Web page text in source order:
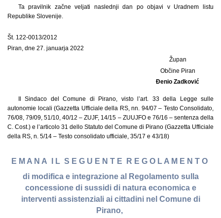
Ta pravilnik začne veljati naslednji dan po objavi v Uradnem listu
Republike Slovenije.
Št. 122-0013/2012
Piran, dne 27. januarja 2022
Župan
Občine Piran
Đenio Zadković
Il Sindaco del Comune di Pirano, visto l’art. 33 della Legge sulle
autonomie locali (Gazzetta Ufficiale della RS, nn. 94/07 – Testo Consolidato,
76/08, 79/09, 51/10, 40/12 – ZUJF, 14/15 – ZUUJFO e 76/16 – sentenza della
C. Cost.) e l’articolo 31 dello Statuto del Comune di Pirano (Gazzetta Ufficiale
della RS, n. 5/14 – Testo consolidato ufficiale, 35/17 e 43/18)
E M A N A I L S E G U E N T E R E G O L A M E N T O
di modifica e integrazione al Regolamento sulla
concessione di sussidi di natura economica e
interventi assistenziali ai cittadini nel Comune di
Pirano,